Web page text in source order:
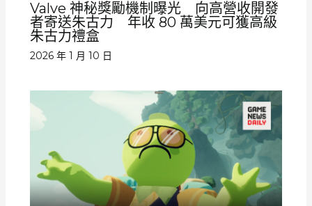
Valve 神秘獎勵機制曝光 向高營收開發
者寄送朱古力 年收 80 萬美元可獲高級
朱古力禮盒
2026 年 1 月 10 日